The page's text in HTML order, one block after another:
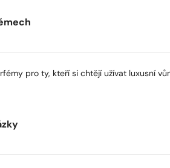
pro ty, kteří si chtějí užívat luxusní